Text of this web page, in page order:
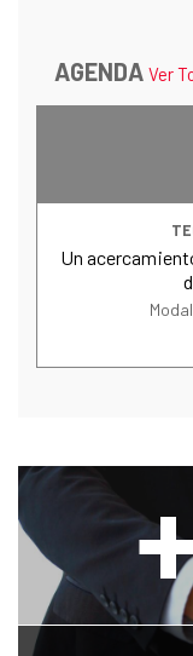
AGENDA Ver
Un